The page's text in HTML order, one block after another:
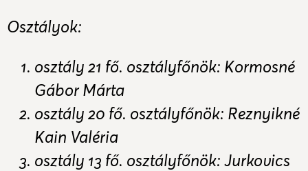
Osztályok:
osztály 21 fő. osztályfőnök: Kormosné
Gábor Márta
osztály 20 fő. osztályfőnök: Reznyikné
Kain Valéria
osztály 13 fő. osztályfőnök: Jurkovics